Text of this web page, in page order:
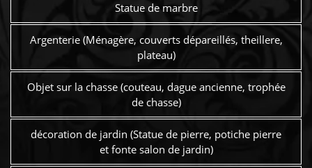
Statue de marbre
Argenterie (Ménagère, couverts dépareillés, theillere,
plateau)
Objet sur la chasse (couteau, dague ancienne, trophée
de chasse)
décoration de jardin (Statue de pierre, potiche pierre
et fonte salon de jardin)